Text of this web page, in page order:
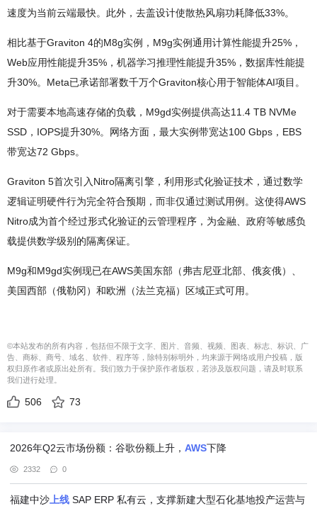
速度为当前云端最快。此外，去盖设计使散热风扇功耗降低33%。
相比基于Graviton 4的M8g实例，M9g实例通用计算性能提升25%，
Web应用性能提升35%，机器学习推理性能提升35%，数据库性能提
升30%。Meta已承诺部署数千万个Graviton核心用于智能体AI项目。
对于需要本地高速存储的负载，M9gd实例提供高达11.4 TB NVMe
SSD，IOPS提升30%。网络方面，最大实例带宽达100 Gbps，EBS
带宽达72 Gbps。
Graviton 5首次引入Nitro隔离引擎，利用形式化验证技术，通过数学
逻辑证明硬件行为完全符合预期，而非仅通过测试用例。这使得AWS
Nitro成为首个经过形式化验证的云管理程序，为金融、政府等敏感负
载提供数学级别的隔离保证。
M9g和M9gd实例现已在AWS美国东部（弗吉尼亚北部、俄亥俄）、
美国西部（俄勒冈）和欧洲（法兰克福）区域正式可用。
©本站发布的所有内容，包括但不限于文字、图片、音频、视频、图表、标志、标识、广
告、商标、商号、域名、软件、程序等，除特别标明外，均来源于网络或用户投稿，版
权归原作者或原出处所有。我们致力于保护原作者版权，若涉及版权问题，请及时联系
我们进行处理。
506 73
2026年Q2云市场份额：谷歌份额上升， AWS下降
2332 0
福建中沙上线 SAP ERP 私有云，支撑新建大型石化基地投产运营与